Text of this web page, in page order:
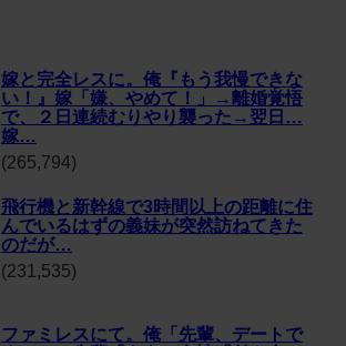
嫁と完全レスに。俺『もう我慢できな
い！』嫁「嫌、やめて！」→離婚覚悟
で、２日連続むりやり襲った→翌日…
嫁…
(265,794)
飛行機と新幹線で3時間以上の距離に住
んでいるはずの義妹が突然訪ねてきた
のだが…
(231,535)
ファミレスにて。俺「先輩、デートで